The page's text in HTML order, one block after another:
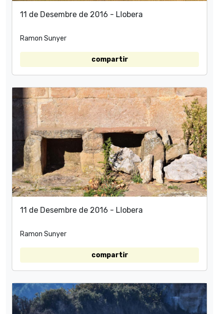
11 de Desembre de 2016 - Llobera
Ramon Sunyer
compartir
11 de Desembre de 2016 - Llobera
Ramon Sunyer
compartir